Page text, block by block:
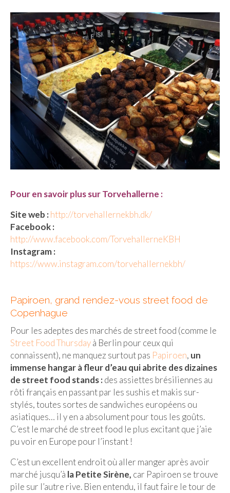
Cafés avec vue sur lac
LONDRES
Marchés
Cafés
PARIS
Restos chinois
Restos coréens
Restos japonais
Pour en savoir plus sur Torvehallerne :
Site web :http://torvehallernekbh.dk/
Facebook :
http://www.facebook.com/TorvehallerneKBH
Instagram :
https://www.instagram.com/torvehallernekbh/
Papiroen, grand rendez-vous street food de
Copenhague
Pour les adeptes des marchés de street food (comme le
Street Food Thursdayà Berlin pour ceux qui
connaissent), ne manquez surtout pas Papiroen, un
immense hangar à fleur d’eau qui abrite des dizaines
de street food stands :des assiettes brésiliennes au
rôti français en passant par les sushis et makis sur-
stylés, toutes sortes de sandwiches européens ou
asiatiques… il y en a absolument pour tous les goûts.
C’est le marché de street food le plus excitant que j’aie
pu voir en Europe pour l’instant !
C’est un excellent endroit où aller manger après avoir
marché jusqu’à la Petite Sirène, car Papiroen se trouve
pile sur l’autre rive. Bien entendu, il faut faire le tour de